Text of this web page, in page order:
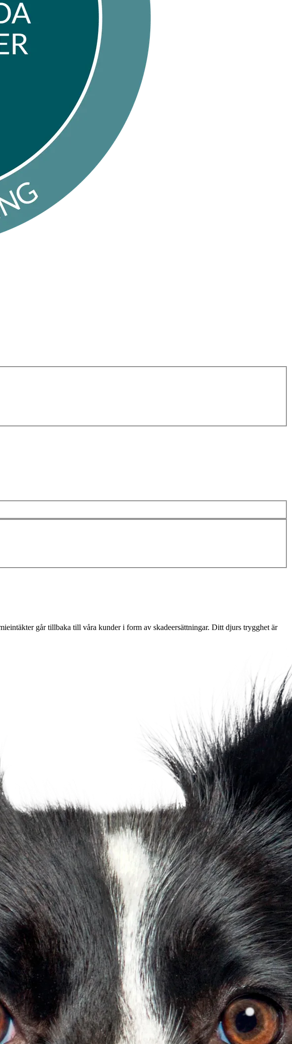
går tillbaka till våra kunder i form av skadeersättningar. Ditt djurs trygghet är